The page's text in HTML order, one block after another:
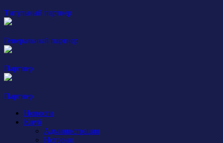
Титульный партнер
Генеральный партнер
Партнер
Партнер
Новости
Клуб
Администрация
История